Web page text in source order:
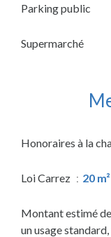
Parking public
Supermarché
Honoraires à la
Loi Carrez 20 m²
Montant estimé
un usage